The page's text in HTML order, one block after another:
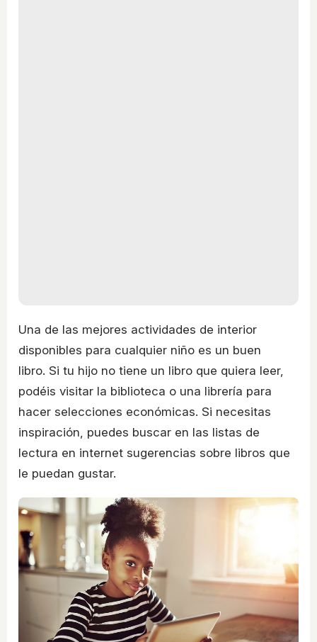
Una de las mejores actividades de interior
disponibles para cualquier niño es un buen
libro. Si tu hijo no tiene un libro que quiera leer,
podéis visitar la biblioteca o una librería para
hacer selecciones económicas. Si necesitas
inspiración, puedes buscar en las listas de
lectura en internet sugerencias sobre libros que
le puedan gustar.